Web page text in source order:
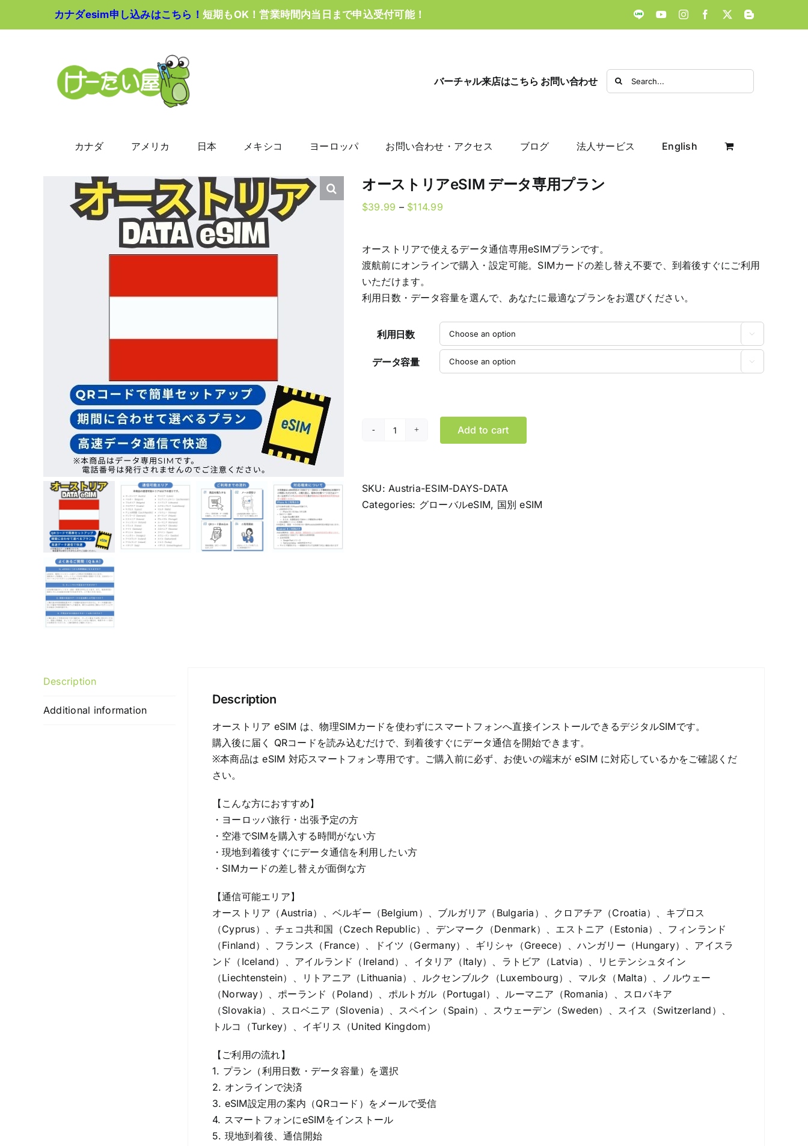
カナダesim申し込みはこちら！ 短期もOK！営業時間内当日まで申込受付可能！ LINE YouTubeInstagramFacebook
X Blogger
バーチャル来店はこちら お問い合わせ
Search
for:
カナダ アメリカ 日本 メキシコ ヨーロッパ お問い合わせ・アクセス ブログ 法人サービス English
オーストリアeSIM データ専用プラン
$39.99 – $114.99Price
through
$114.99
オーストリアで使えるデータ通信専用eSIMプランです。
渡航前にオンラインで購入・設定可能。SIMカードの差し替え不要で、到着後すぐにご利用
いただけます。
利用日数・データ容量を選んで、あなたに最適なプランをお選びください。
利用日数 
データ容量 
オ
ト
リ
Add to cart
SKU:Austria-ESIM-DAYS-DATA
Categories: グローバルeSIM, 国別 eSIM
Description
Additional information
Description
オーストリア eSIM は、物理SIMカードを使わずにスマートフォンへ直接インストールできるデジタルSIMです。
購入後に届く QRコードを読み込むだけで、到着後すぐにデータ通信を開始できます。
※本商品は eSIM 対応スマートフォン専用です。ご購入前に必ず、お使いの端末が eSIM に対応しているかをご確認くだ
さい。
【こんな方におすすめ】
・ヨーロッパ旅行・出張予定の方
・空港でSIMを購入する時間がない方
・現地到着後すぐにデータ通信を利用したい方
・SIMカードの差し替えが面倒な方
【通信可能エリア】
オーストリア（Austria）、ベルギー（Belgium）、ブルガリア（Bulgaria）、クロアチア（Croatia）、キプロス
（Cyprus）、チェコ共和国（Czech Republic）、デンマーク（Denmark）、エストニア（Estonia）、フィンランド
（Finland）、フランス（France）、ドイツ（Germany）、ギリシャ（Greece）、ハンガリー（Hungary）、アイスラ
ンド（Iceland）、アイルランド（Ireland）、イタリア（Italy）、ラトビア（Latvia）、リヒテンシュタイン
（Liechtenstein）、リトアニア（Lithuania）、ルクセンブルク（Luxembourg）、マルタ（Malta）、ノルウェー
（Norway）、ポーランド（Poland）、ポルトガル（Portugal）、ルーマニア（Romania）、スロバキア
（Slovakia）、スロベニア（Slovenia）、スペイン（Spain）、スウェーデン（Sweden）、スイス（Switzerland）、
トルコ（Turkey）、イギリス（United Kingdom）
【ご利用の流れ】
1. プラン（利用日数・データ容量）を選択
2. オンラインで決済
3. eSIM設定用の案内（QRコード）をメールで受信
4. スマートフォンにeSIMをインストール
5. 現地到着後、通信開始